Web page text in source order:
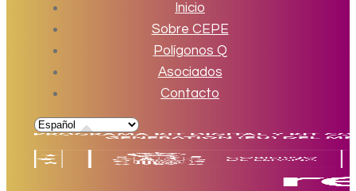
Inicio
Sobre CEPE
Polígonos Q
Asociados
Contacto